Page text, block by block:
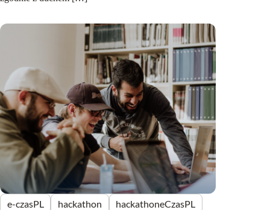
e-czasPL hackathon hackathoneCzasPL